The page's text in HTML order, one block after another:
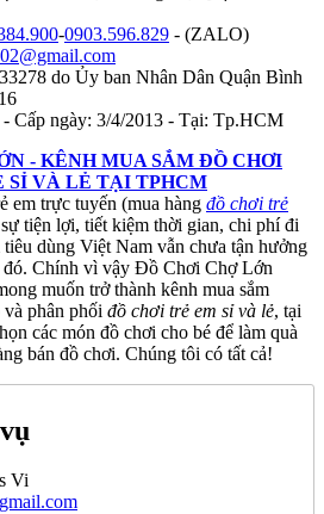
-0903.596.829 - (ZALO)
do Ủy ban Nhân Dân Quận Bình
- Cấp ngày: 3/4/2013 - Tại: Tp.HCM
- KÊNH MUA SẮM ĐỒ CHƠI
SỈ VÀ LẺ TẠI TPHCM
em trực tuyến (mua hàng đồ chơi trẻ
tiện lợi, tiết kiệm thời gian, chi phí đi
dùng Việt Nam vẫn chưa tận hưởng
Chính vì vậy Đồ Chơi Chợ Lớn
muốn trở thành kênh mua sắm
phân phối đồ chơi trẻ em sỉ và lẻ, tại
các món đồ chơi cho bé để làm quà
bán đồ chơi. Chúng tôi có tất cả!
Vi